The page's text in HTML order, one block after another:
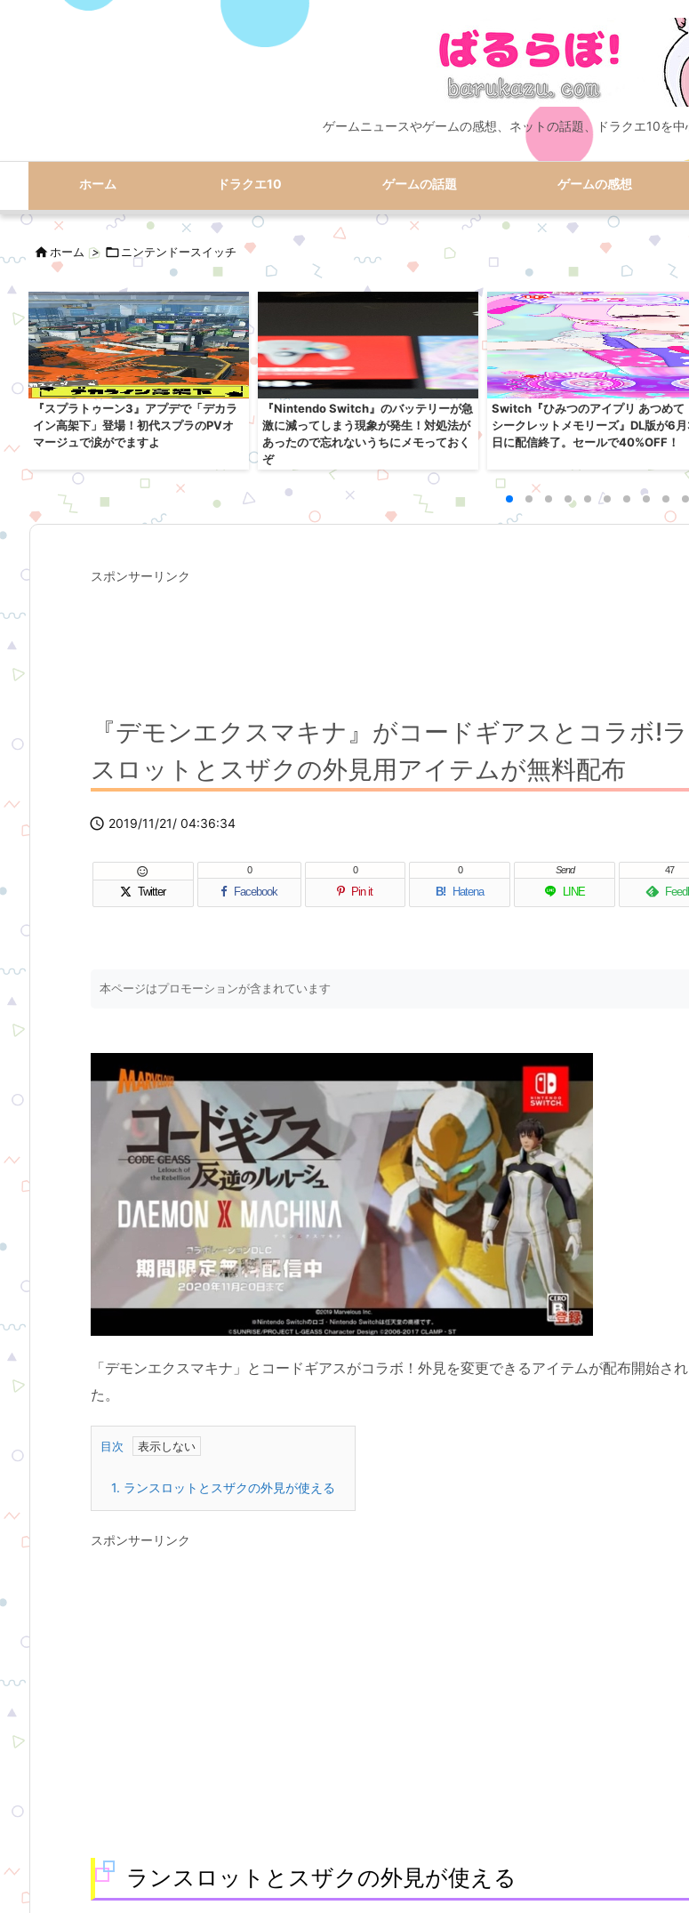
ゲームニュースやゲームの感想、ネットの話題、ドラクエ10を
ホーム ドラクエ10 ゲームの話題 ゲームの感想
ホーム >  ニンテンドースイッチ
『スプラトゥーン3』アプデで「デカラ
イン高架下」登場！初代スプラのPVオ
マージュで涙がでますよ
『Nintendo Switch』のバッテリーが急
激に減ってしまう現象が発生！対処法が
あったので忘れないうちにメモっておく
ぞ
Switch『ひみつのアイプリ あつめて
シークレットメモリーズ』DL版が6
日に配信終了。セールで40%OFF！
スポンサーリンク
『デモンエクスマキナ』がコードギアスとコラボ!
スロットとスザクの外見用アイテムが無料配布
 2019/11/21/ 04:36:34
Twitter

Facebook
0
Pin it
0
B! Hatena
0
LINE
Send 47
本ページはプロモーションが含まれています
「デモンエクスマキナ」とコードギアスがコラボ！外見を変更できるアイテムが配布開始さ
た。
目次
1. ランスロットとスザクの外見が使える
スポンサーリンク
ランスロットとスザクの外見が使える